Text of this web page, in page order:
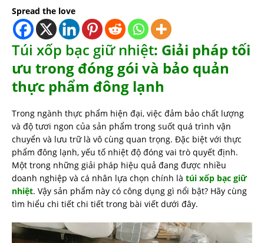
Spread the love
Túi xốp bạc giữ nhiệt: Giải pháp tối
ưu trong đóng gói và bảo quản
thực phẩm đông lạnh
Trong ngành thực phẩm hiện đại, việc đảm bảo chất lượng
và độ tươi ngon của sản phẩm trong suốt quá trình vận
chuyển và lưu trữ là vô cùng quan trọng. Đặc biệt với thực
phẩm đông lạnh, yếu tố nhiệt độ đóng vai trò quyết định.
Một trong những giải pháp hiệu quả đang được nhiều
doanh nghiệp và cá nhân lựa chọn chính là túi xốp bạc giữ
nhiệt. Vậy sản phẩm này có công dụng gì nổi bật? Hãy cùng
tìm hiểu chi tiết chi tiết trong bài viết dưới đây.